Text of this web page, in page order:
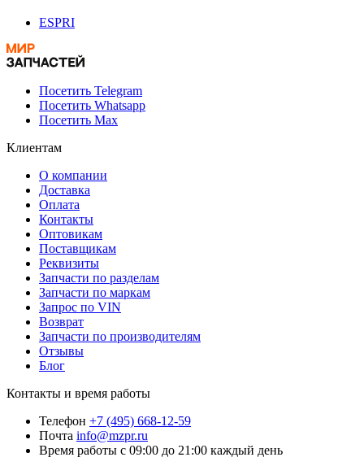
ESPRI
Посетить Telegram
Посетить Whatsapp
Посетить Max
Клиентам
О компании
Доставка
Оплата
Контакты
Оптовикам
Поставщикам
Реквизиты
Запчасти по разделам
Запчасти по маркам
Запрос по VIN
Возврат
Запчасти по производителям
Отзывы
Блог
Контакты и время работы
Телефон +7 (495) 668-12-59
Почта info@mzpr.ru
Время работы с 09:00 до 21:00 каждый день